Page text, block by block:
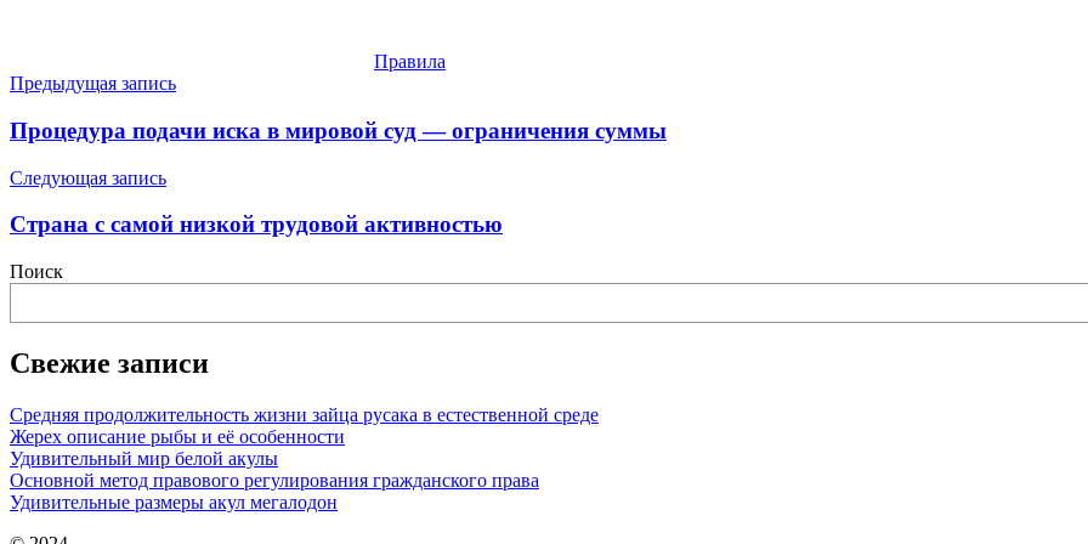
Правила
Навигация
по
записям
Предыдущая запись
Процедура подачи иска в мировой суд — ограничения суммы
Следующая запись
Страна с самой низкой трудовой активностью
Поиск
Свежие записи
Средняя продолжительность жизни зайца русака в естественной среде
Жерех описание рыбы и её особенности
Удивительный мир белой акулы
Основной метод правового регулирования гражданского права
Удивительные размеры акул мегалодон